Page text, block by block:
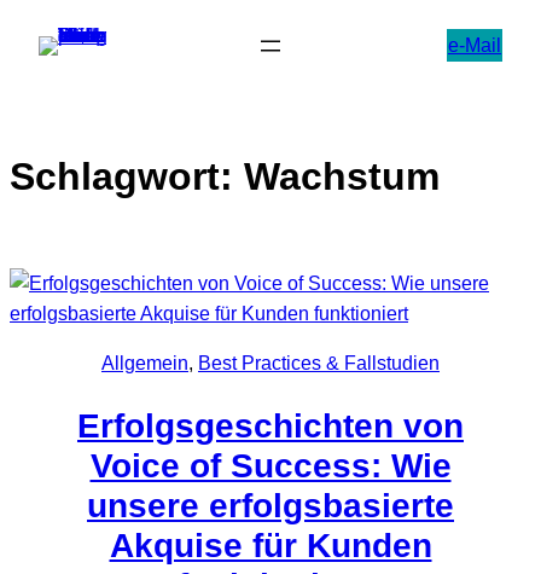
Inhalt
e-Mail
Schlagwort: Wachstum
Allgemein, Best Practices & Fallstudien
Erfolgsgeschichten von
Voice of Success: Wie
unsere erfolgsbasierte
Akquise für Kunden